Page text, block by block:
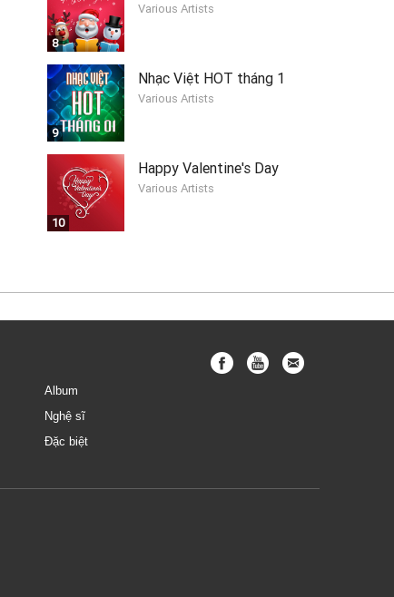
8
Various Artists
9
Nhạc Việt HOT tháng 1
Various Artists
10
Happy Valentine's Day
Various Artists
Album
Nghệ sĩ
Đặc biệt